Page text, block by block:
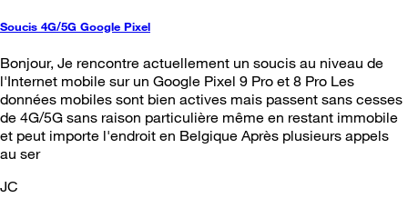
Soucis 4G/5G Google Pixel
Bonjour, Je rencontre actuellement un soucis au niveau de
l'Internet mobile sur un Google Pixel 9 Pro et 8 Pro Les
données mobiles sont bien actives mais passent sans cesses
de 4G/5G sans raison particulière même en restant immobile
et peut importe l'endroit en Belgique Après plusieurs appels
au ser
JC